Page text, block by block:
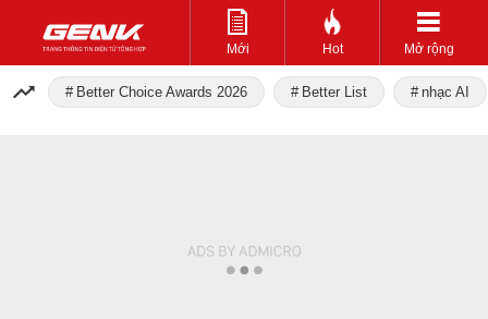
Mới Hot Mở rộng
Better Choice Awards 2026 Better List nhạc AI